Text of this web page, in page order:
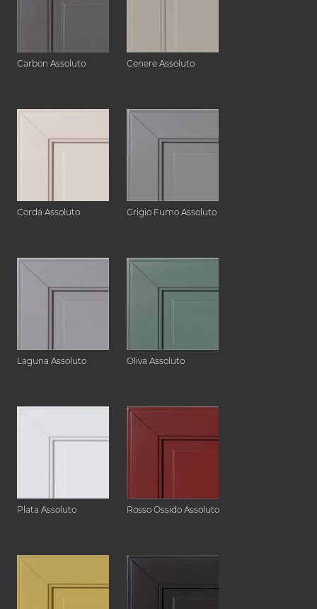
Carbon Assoluto Cenere Assoluto
Corda Assoluto Grigio Fumo Assoluto
Laguna Assoluto Oliva Assoluto
Plata Assoluto Rosso Ossido Assoluto